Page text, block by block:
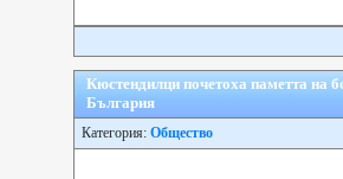
Кюстендилци почетоха паметта на
България
Категория: Общество